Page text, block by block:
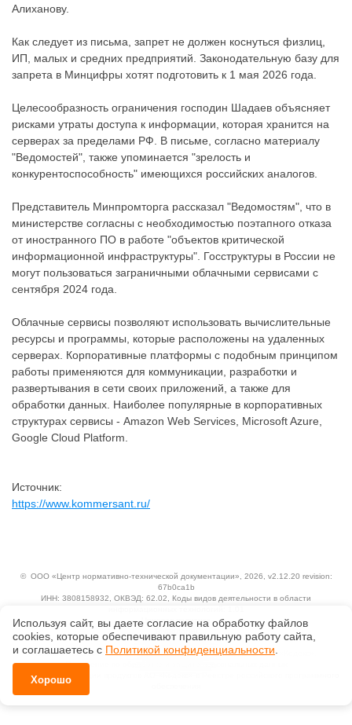
Алиханову.
Как следует из письма, запрет не должен коснуться физлиц,
ИП, малых и средних предприятий. Законодательную базу для
запрета в Минцифры хотят подготовить к 1 мая 2026 года.
Целесообразность ограничения господин Шадаев объясняет
рисками утраты доступа к информации, которая хранится на
серверах за пределами РФ. В письме, согласно материалу
"Ведомостей", также упоминается "зрелость и
конкурентоспособность" имеющихся российских аналогов.
Представитель Минпромторга рассказал "Ведомостям", что в
министерстве согласны с необходимостью поэтапного отказа
от иностранного ПО в работе "объектов критической
информационной инфраструктуры". Госструктуры в России не
могут пользоваться заграничными облачными сервисами с
сентября 2024 года.
Облачные сервисы позволяют использовать вычислительные
ресурсы и программы, которые расположены на удаленных
серверах. Корпоративные платформы с подобным принципом
работы применяются для коммуникации, разработки и
развертывания в сети своих приложений, а также для
обработки данных. Наиболее популярные в корпоративных
структурах сервисы - Amazon Web Services, Microsoft Azure,
Google Cloud Platform.
Источник:
https://www.kommersant.ru/
© ООО «Центр нормативно-технической документации» , 2026, v2.12.20 revision:
67b0ca1b
ИНН: 3808158932, ОКВЭД: 62.02, Коды видов деятельности в области
Ценовая политика
Исключительные авторские и смежные права принадлежат АО «Кодекс».
Положение по обработке и защите персональных данных
Справка о регистрации продуктов АО «Кодекс» в Реестре российского программного
Используя сайт, вы даете согласие на обработку файлов
сооkiеs, которые обеспечивают правильную работу сайта,
и соглашаетесь с Политикой конфиденциальности
Хорошо